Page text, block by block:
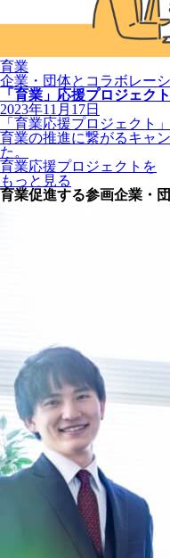
育業
企業・団体とコラボレー
「育業」応援プロジェク
2023年11月17日
「育業応援プロジェクト
育業の推進に繋がるキャ
た。
育業応援プロジェクトを
もっと見る
育業促進する参画企業・